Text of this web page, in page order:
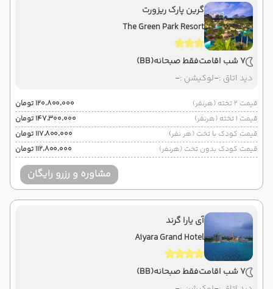
گرین پارک ریزورت
The Green Park Resort
7 شب اقامت فقط صبحانه(BB)
دید اتاق :-لوکیشن :-
قیمت 2 تخته (هرنفر)
۱۲۰٬۸۰۰٬۰۰۰ تومان
قیمت 1 تخته (هرنفر)
۱۴۷٬۳۰۰٬۰۰۰ تومان
قیمت کودک با تخت (هر نفر)
۱۱۷٬۸۰۰٬۰۰۰ تومان
قیمت کودک بدون تخت (هرنفر)
۱۱۲٬۸۰۰٬۰۰۰ تومان
مشاوره و رزرو رایگان
آی یارا گرند
Aiyara Grand Hotel
7 شب اقامت فقط صبحانه(BB)